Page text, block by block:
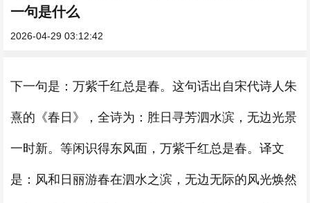
一句是什么
2026-04-29 03:12:42
下一句是：万紫千红总是春。这句话出自宋代诗人朱
熹的《春日》，全诗为：胜日寻芳泗水滨，无边光景
一时新。等闲识得东风面，万紫千红总是春。译文
是：风和日丽游春在泗水之滨，无边无际的风光焕然